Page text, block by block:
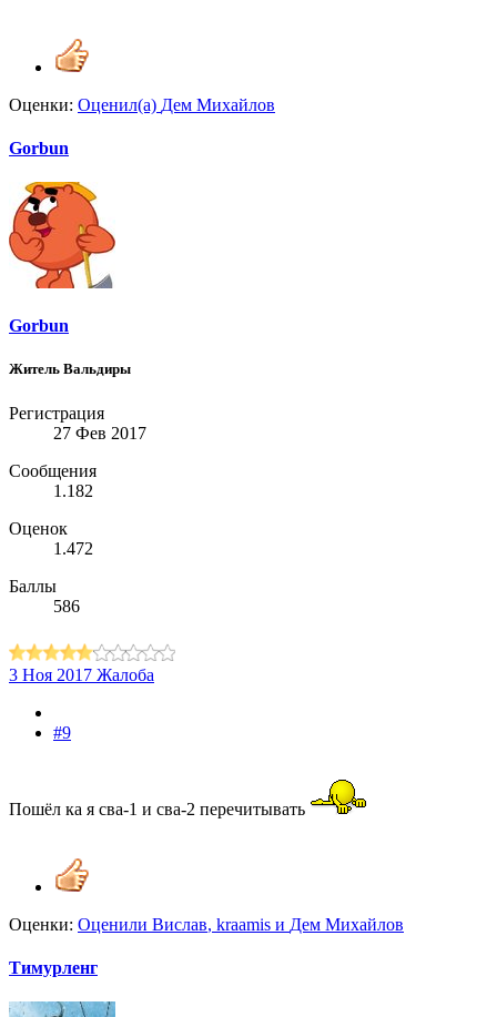
Оценки: Оценил(а) Дем Михайлов
Gorbun
Gorbun
Житель Вальдиры
Регистрация
27 Фев 2017
Сообщения
1.182
Оценок
1.472
Баллы
586
3 Ноя 2017 Жалоба
#9
Пошёл ка я сва-1 и сва-2 перечитывать
Оценки: Оценили Вислав, kraamis и Дем Михайлов
Тимурленг